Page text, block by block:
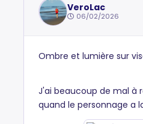
VeroLac
06/02/2026
Ombre et lumière sur
J'ai beaucoup de mal à
quand le personnage a